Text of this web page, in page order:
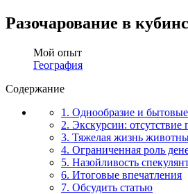
Разочарование в
Мой опыт
География
Содержание
1. Однообразие и
2. Экскурсии: отсутствие
3. Тяжелая жизнь
4. Ограниченная роль
5. Назойливость
6. Итоговые впечатления
7. Обсудить статью